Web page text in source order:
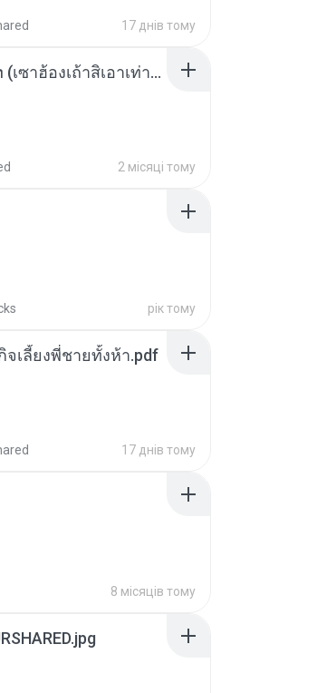
17 днів тому
ເຊົາຮ້ອງເຖົ້າຊິເອົາທໍ່ໃດ (เซาฮ้องเถ้าสิเอาเท่าใด) ບຸນເກີດ ຫນູຫ່ວງ ft. ໂສພາ ຈຸນທະລາ
2 місяці тому
рік тому
เลี้ยงพี่ชายทั้งห้า.pdf
17 днів тому
8 місяців тому